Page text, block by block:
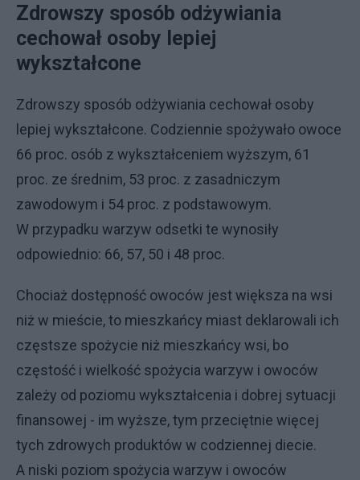
Zdrowszy sposób odżywiania
cechował osoby lepiej
wykształcone
Zdrowszy sposób odżywiania cechował osoby
lepiej wykształcone. Codziennie spożywało owoce
66 proc. osób z wykształceniem wyższym, 61
proc. ze średnim, 53 proc. z zasadniczym
zawodowym i 54 proc. z podstawowym.
W przypadku warzyw odsetki te wynosiły
odpowiednio: 66, 57, 50 i 48 proc.
Chociaż dostępność owoców jest większa na wsi
niż w mieście, to mieszkańcy miast deklarowali ich
częstsze spożycie niż mieszkańcy wsi, bo
częstość i wielkość spożycia warzyw i owoców
zależy od poziomu wykształcenia i dobrej sytuacji
finansowej - im wyższe, tym przeciętnie więcej
tych zdrowych produktów w codziennej diecie.
A niski poziom spożycia warzyw i owoców